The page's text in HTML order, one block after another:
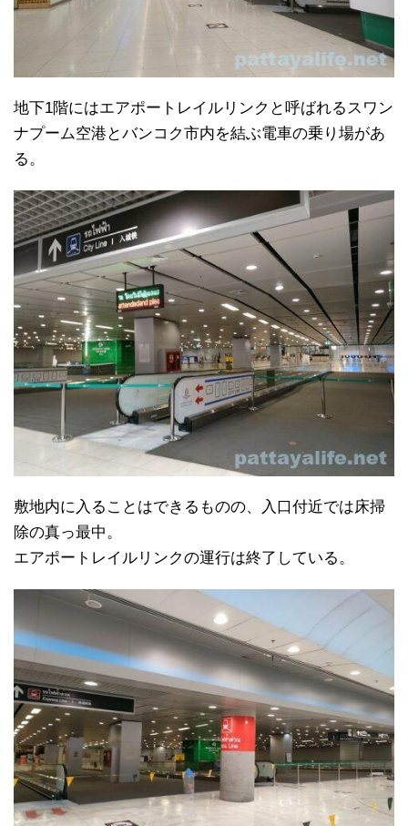
地下1階にはエアポートレイルリンクと呼ばれるスワン
ナプーム空港とバンコク市内を結ぶ電車の乗り場があ
る。
敷地内に入ることはできるものの、入口付近では床掃
除の真っ最中。
エアポートレイルリンクの運行は終了している。